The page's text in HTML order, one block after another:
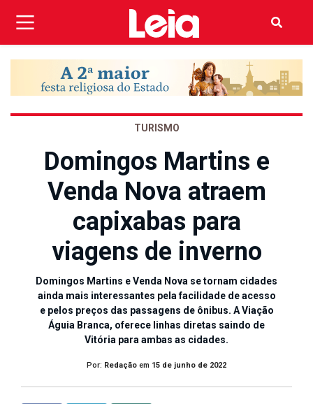
TURISMO
Domingos Martins e
Venda Nova atraem
capixabas para
viagens de inverno
Domingos Martins e Venda Nova se tornam cidades
ainda mais interessantes pela facilidade de acesso
e pelos preços das passagens de ônibus. A Viação
Águia Branca, oferece linhas diretas saindo de
Vitória para ambas as cidades.
Por: Redação em 15 de junho de 2022